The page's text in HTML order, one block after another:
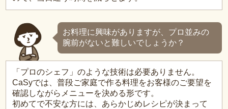
お料理に興味がありますが、プロ並みの
腕前がないと難しいでしょうか？
「プロのシェフ」のような技術は必要ありません。
CaSyでは、普段ご家庭で作る料理をお客様のご要望を
確認しながらメニューを決める形です。
初めてで不安な方には、あらかじめレシピが決まって